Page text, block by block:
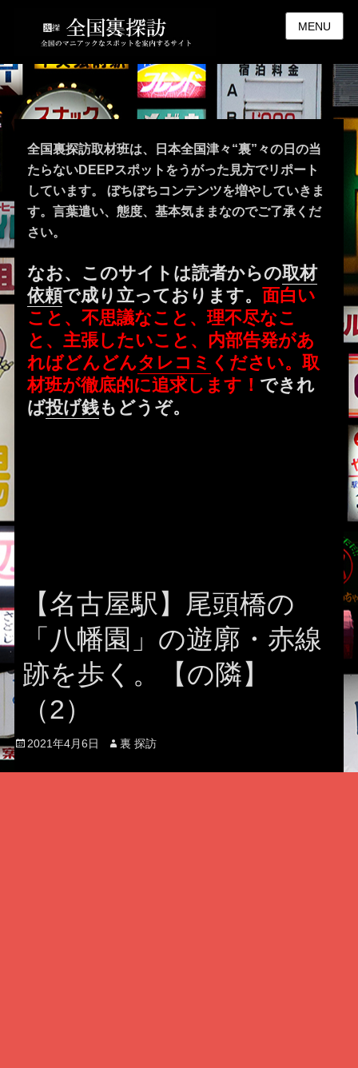
MENU
全国裏探訪取材班は、日本全国津々“裏”々の日の当
たらないDEEPスポットをうがった見方でリポート
しています。 ぼちぼちコンテンツを増やしていきま
す。言葉遣い、態度、基本気ままなのでご了承くだ
さい。
なお、このサイトは読者からの取材
依頼で成り立っております。面白い
こと、不思議なこと、理不尽なこ
と、主張したいこと、内部告発があ
ればどんどんタレコミ ください。取
材班が徹底的に追求します！ できれ
ば投げ銭もどうぞ。
【名古屋駅】尾頭橋の
「八幡園」の遊廓・赤線
跡を歩く。【の隣】
（2）
Posted
on
2021年4月6日 Author
裏 探訪